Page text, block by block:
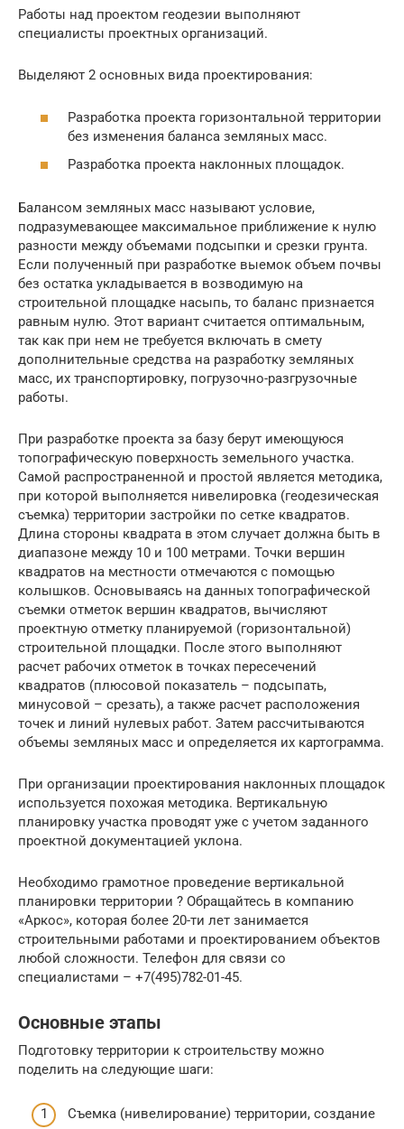
Работы над проектом геодезии выполняют
специалисты проектных организаций.
Выделяют 2 основных вида проектирования:
Разработка проекта горизонтальной территории
без изменения баланса земляных масс.
Разработка проекта наклонных площадок.
Балансом земляных масс называют условие,
подразумевающее максимальное приближение к нулю
разности между объемами подсыпки и срезки грунта.
Если полученный при разработке выемок объем почвы
без остатка укладывается в возводимую на
строительной площадке насыпь, то баланс признается
равным нулю. Этот вариант считается оптимальным,
так как при нем не требуется включать в смету
дополнительные средства на разработку земляных
масс, их транспортировку, погрузочно-разгрузочные
работы.
При разработке проекта за базу берут имеющуюся
топографическую поверхность земельного участка.
Самой распространенной и простой является методика,
при которой выполняется нивелировка (геодезическая
съемка) территории застройки по сетке квадратов.
Длина стороны квадрата в этом случает должна быть в
диапазоне между 10 и 100 метрами. Точки вершин
квадратов на местности отмечаются с помощью
колышков. Основываясь на данных топографической
съемки отметок вершин квадратов, вычисляют
проектную отметку планируемой (горизонтальной)
строительной площадки. После этого выполняют
расчет рабочих отметок в точках пересечений
квадратов (плюсовой показатель – подсыпать,
минусовой – срезать), а также расчет расположения
точек и линий нулевых работ. Затем рассчитываются
объемы земляных масс и определяется их картограмма.
При организации проектирования наклонных площадок
используется похожая методика. Вертикальную
планировку участка проводят уже с учетом заданного
проектной документацией уклона.
Необходимо грамотное проведение вертикальной
планировки территории ? Обращайтесь в компанию
«Аркос», которая более 20-ти лет занимается
строительными работами и проектированием объектов
любой сложности. Телефон для связи со
специалистами – +7(495)782-01-45.
Основные этапы
Подготовку территории к строительству можно
поделить на следующие шаги:
Съемка (нивелирование) территории, создание